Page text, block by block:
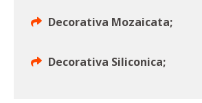
Decorativa Mozaicata;
Decorativa Siliconica;